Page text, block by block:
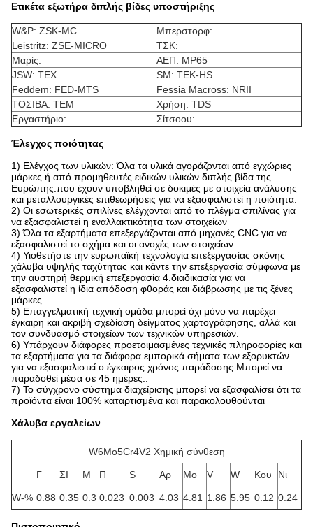
Ετικέτα εξωτήρα διπλής βίδες υποστήριξης
W&P: ZSK-MC
Μπερστορφ:
Leistritz: ZSE-MICRO
ΤΣΚ:
Μαρίς:
ΑΕΠ: MP65
JSW: TEX
SM: TEK-HS
Feddem: FED-MTS
Fessia Macross: NRII
ΤΟΣΙΒΑ: ΤΕΜ
Χρήση: TDS
Εργαστήριο:
Σίτσοου:
Έλεγχος ποιότητας
1) Ελέγχος των υλικών: Όλα τα υλικά αγοράζονται από εγχώριες
μάρκες ή από προμηθευτές ειδικών υλικών διπλής βίδα της
Ευρώπης.που έχουν υποβληθεί σε δοκιμές με στοιχεία ανάλυσης
και μεταλλουργικές επιθεωρήσεις για να εξασφαλιστεί η ποιότητα.
2) Οι εσωτερικές σπιλίνες ελέγχονται από το πλέγμα σπιλίνας για
να εξασφαλιστεί η εναλλακτικότητα των στοιχείων
3) Όλα τα εξαρτήματα επεξεργάζονται από μηχανές CNC για να
εξασφαλιστεί το σχήμα και οι ανοχές των στοιχείων
4) Υιοθετήστε την ευρωπαϊκή τεχνολογία επεξεργασίας σκόνης
χάλυβα υψηλής ταχύτητας και κάντε την επεξεργασία σύμφωνα με
την αυστηρή θερμική επεξεργασία 4.διαδικασία για να
εξασφαλιστεί η ίδια απόδοση φθοράς και διάβρωσης με τις ξένες
μάρκες.
5) Επαγγελματική τεχνική ομάδα μπορεί όχι μόνο να παρέχει
έγκαιρη και ακριβή σχεδίαση δείγματος χαρτογράφησης, αλλά και
τον συνδυασμό στοιχείων των τεχνικών υπηρεσιών.
6) Υπάρχουν διάφορες προετοιμασμένες τεχνικές πληροφορίες και
τα εξαρτήματα για τα διάφορα εμπορικά σήματα των εξορυκτών
για να εξασφαλιστεί ο έγκαιρος χρόνος παράδοσης.Μπορεί να
παραδοθεί μέσα σε 45 ημέρες..
7) Το σύγχρονο σύστημα διαχείρισης μπορεί να εξασφαλίσει ότι τα
προϊόντα είναι 100% καταρτισμένα και παρακολουθούνται
Χάλυβα εργαλείων
W6Mo5Cr4V2 Χημική σύνθεση
Γ ΣΙ Μ Π S Αρ Μo V W Κου Νι
W-% 0.88 0.35 0.3 0.023 0.003 4.03 4.81 1.86 5.95 0.12 0.24